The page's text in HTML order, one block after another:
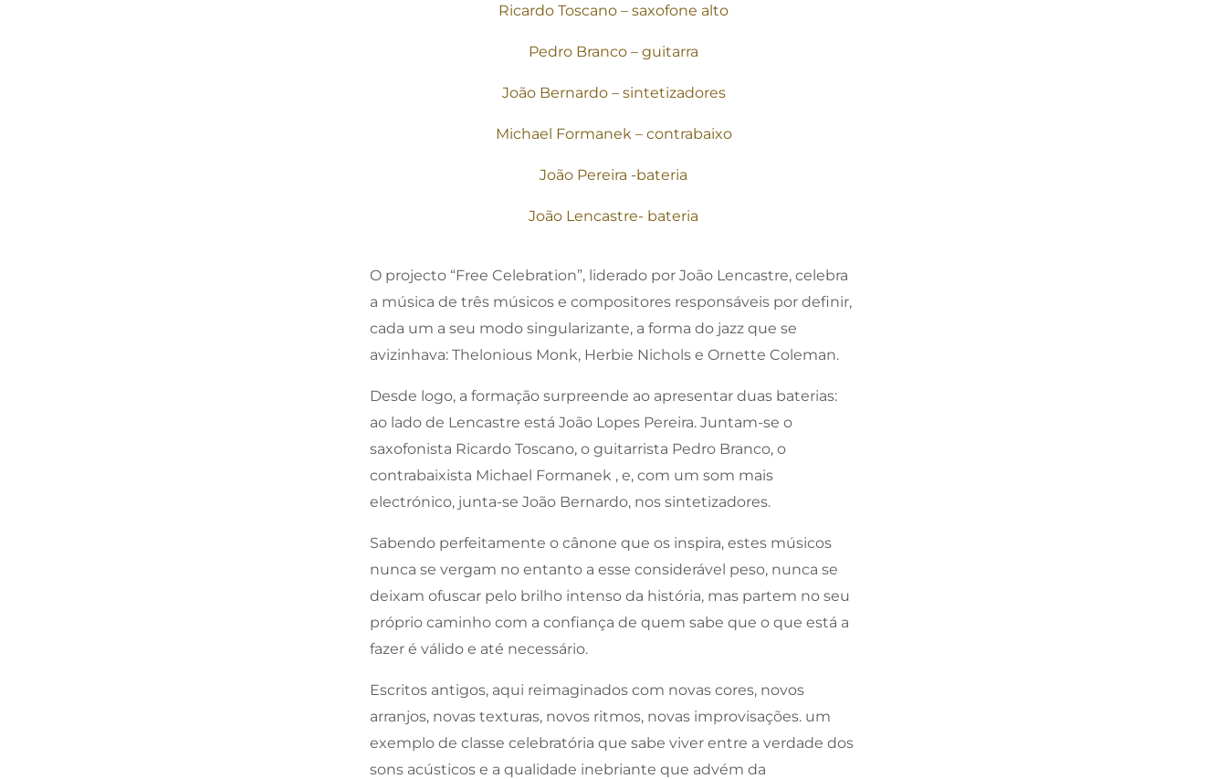
Ricardo Toscano – saxofone alto
Pedro Branco – guitarra
João Bernardo – sintetizadores
Michael Formanek – contrabaixo
João Pereira -bateria
João Lencastre- bateria
O projecto “Free Celebration”, liderado por João Lencastre, celebra
a música de três músicos e compositores responsáveis por definir,
cada um a seu modo singularizante, a forma do jazz que se
avizinhava: Thelonious Monk, Herbie Nichols e Ornette Coleman.
Desde logo, a formação surpreende ao apresentar duas baterias:
ao lado de Lencastre está João Lopes Pereira. Juntam-se o
saxofonista Ricardo Toscano, o guitarrista Pedro Branco, o
contrabaixista Michael Formanek , e, com um som mais
electrónico, junta-se João Bernardo, nos sintetizadores.
Sabendo perfeitamente o cânone que os inspira, estes músicos
nunca se vergam no entanto a esse considerável peso, nunca se
deixam ofuscar pelo brilho intenso da história, mas partem no seu
próprio caminho com a confiança de quem sabe que o que está a
fazer é válido e até necessário.
Escritos antigos, aqui reimaginados com novas cores, novos
arranjos, novas texturas, novos ritmos, novas improvisações. um
exemplo de classe celebratória que sabe viver entre a verdade dos
sons acústicos e a qualidade inebriante que advém da